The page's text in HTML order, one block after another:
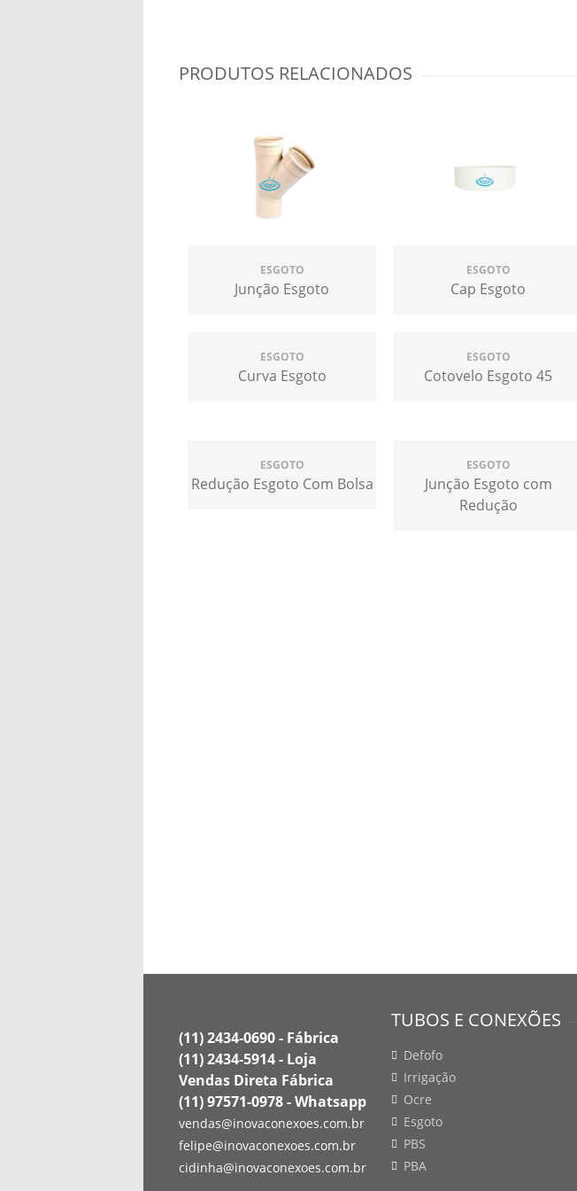
PRODUTOS RELACIONADOS
ESGOTO
Junção Esgoto
ESGOTO
Cap Esgoto
ESGOTO
Curva Esgoto
ESGOTO
Cotovelo Esgoto 45
ESGOTO
Redução Esgoto Com Bolsa
ESGOTO
Junção Esgoto com
Redução
(11) 2434-0690 - Fábrica
(11) 2434-5914 - Loja
Vendas Direta Fábrica
(11) 97571-0978 - Whatsapp
vendas@inovaconexoes.com.br
felipe@inovaconexoes.com.br
cidinha@inovaconexoes.com.br
TUBOS E CONEXÕES
Defofo
Irrigação
Ocre
Esgoto
PBS
PBA